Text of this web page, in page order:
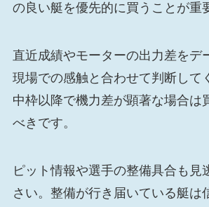
の良い艇を優先的に買うことが重
直近成績やモーターの出力差をデ
現場での感触と合わせて判断して
中枠以降で機力差が顕著な場合は
べきです。
ピット情報や選手の整備具合も見
さい。整備が行き届いている艇は